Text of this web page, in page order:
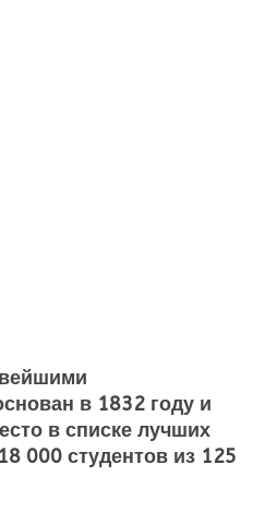
в 1832 году и
в списке лучших
000 студентов из 125